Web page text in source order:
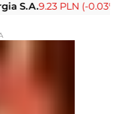
S.A.9.23 PLN (-0.03%)